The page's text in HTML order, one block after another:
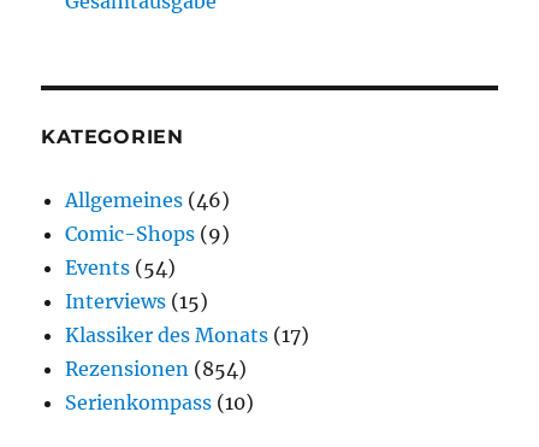
KATEGORIEN
Allgemeines (46)
Comic-Shops (9)
Events (54)
Interviews (15)
Klassiker des Monats (17)
Rezensionen (854)
Serienkompass (10)